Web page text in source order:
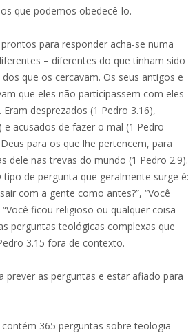
que podemos obedecê-lo.
para responder acha-se numa
– diferentes do que tinham sido
que os cercavam. Os seus antigos e
que eles não participassem com eles
desprezados (1 Pedro 3.16),
acusados de fazer o mal (1 Pedro
para os que lhe pertencem, para
dele nas trevas do mundo (1 Pedro 2.9).
de pergunta que geralmente surge é:
com a gente como antes?”, “Você
ficou religioso ou qualquer coisa
perguntas teológicas complexas que
3.15 fora de contexto.
prever as perguntas e estar afiado para
365 perguntas sobre teologia